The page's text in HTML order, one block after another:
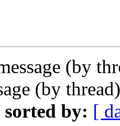
(by
(by
sorted by: [